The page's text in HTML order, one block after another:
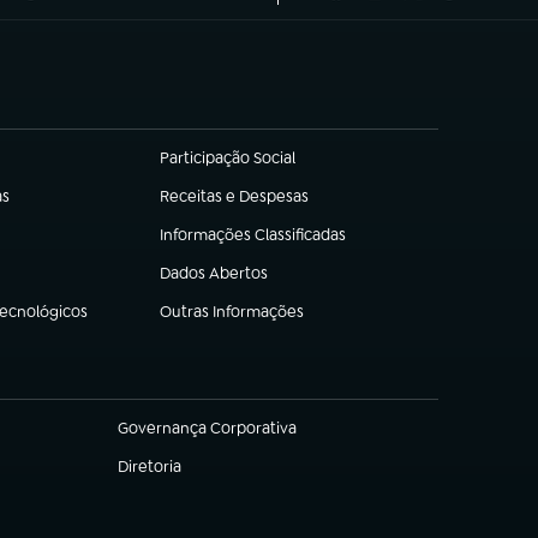
Participação Social
(abre em nova aba)
Receitas e Despesas
(abre em nova aba)
Informações Classificadas
(abre em nova aba)
Dados Abertos
(abre em nova aba)
Outras Informações
(abre em nova aba)
Governança Corporativa
(abre em nova aba)
Diretoria
(abre em nova aba)